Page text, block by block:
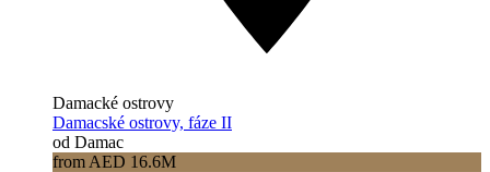
Damacké ostrovy
Damacské ostrovy, fáze II
od Damac
from AED 16.6M